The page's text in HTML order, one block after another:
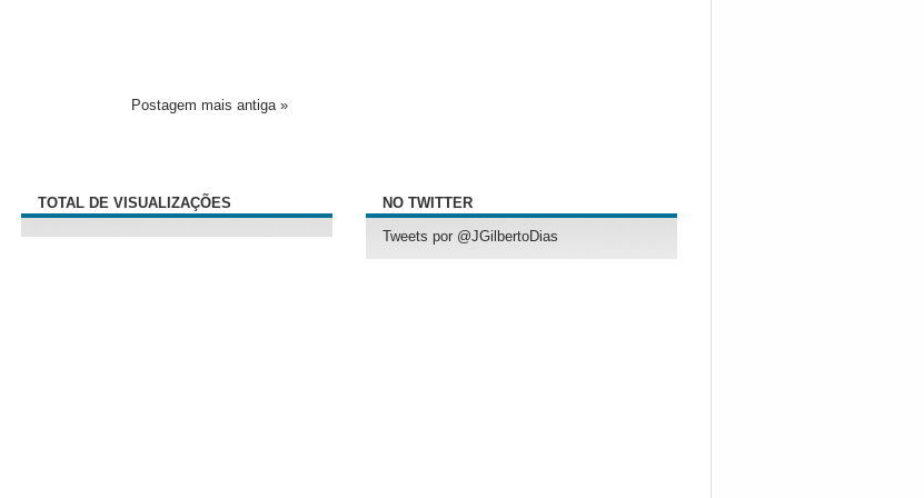
Postagem mais antiga »
TOTAL DE VISUALIZAÇÕES NO TWITTER
Tweets por @JGilbertoDias